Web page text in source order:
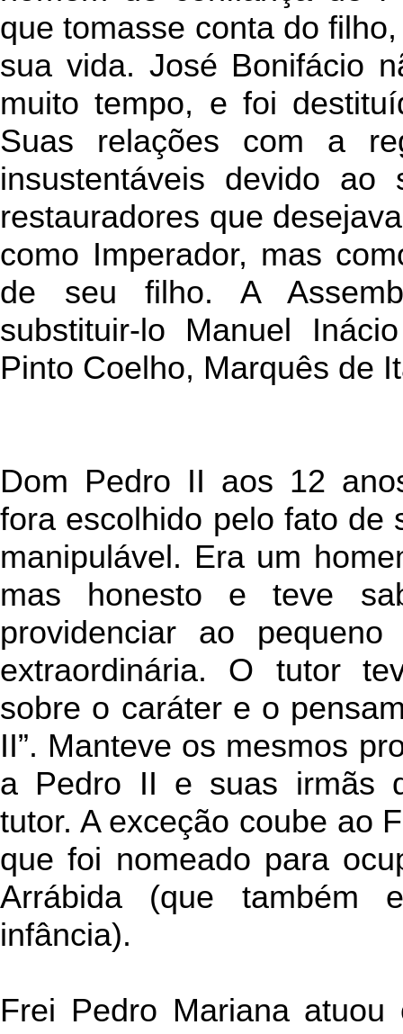
que tomasse conta do
sua vida. José Bonifácio
muito tempo, e foi
Suas relações com a
insustentáveis devido
restauradores que
como Imperador, mas
de seu filho. A
substituir-lo Manuel
Pinto Coelho, Marquês de
Dom Pedro II aos 12
fora escolhido pelo fato de
manipulável. Era um
mas honesto e teve
providenciar ao
extraordinária. O tutor
sobre o caráter e o
II”. Manteve os mesmos
a Pedro II e suas irmãs
tutor. A exceção coube ao
que foi nomeado para
Arrábida (que também
infância).
Frei Pedro Mariana